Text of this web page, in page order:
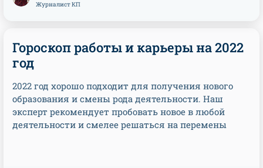
Журналист КП
Гороскоп работы и карьеры на 2022
год
2022 год хорошо подходит для получения нового
образования и смены рода деятельности. Наш
эксперт рекомендует пробовать новое в любой
деятельности и смелее решаться на перемены